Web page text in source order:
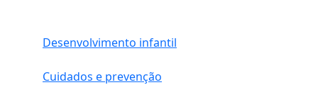
Desenvolvimento infantil
Cuidados e prevenção